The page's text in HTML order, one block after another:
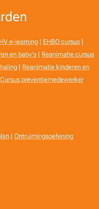
e-learning | EHBO cursus |
en baby's | Reanimatie cursus
| Reanimatie kinderen en
Cursus preventiemedewerker
| Ontruimingsoefening